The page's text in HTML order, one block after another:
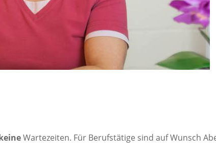
Wartezeiten. Für Berufstätige sind auf Wunsch